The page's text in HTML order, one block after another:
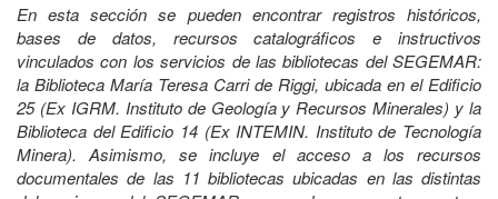
En esta sección se pueden encontrar registros históricos,
bases de datos, recursos catalográficos e instructivos
vinculados con los servicios de las bibliotecas del SEGEMAR:
la Biblioteca María Teresa Carri de Riggi, ubicada en el Edificio
25 (Ex IGRM. Instituto de Geología y Recursos Minerales) y la
Biblioteca del Edificio 14 (Ex INTEMIN. Instituto de Tecnología
Minera). Asimismo, se incluye el acceso a los recursos
documentales de las 11 bibliotecas ubicadas en las distintas